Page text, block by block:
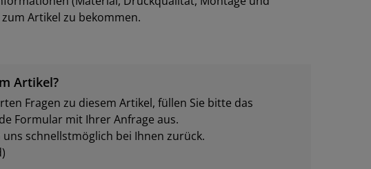
Artikel zu bekommen.
Artikel?
Fragen zu diesem Artikel, füllen Sie bitte das
Formular mit Ihrer Anfrage aus.
schnellstmöglich bei Ihnen zurück.